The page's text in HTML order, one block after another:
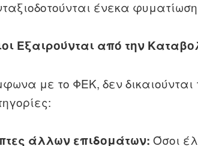
ένεκα
Εξαιρούνται από την
με το ΦΕΚ, δεν
άλλων επιδομάτων: Όσοι